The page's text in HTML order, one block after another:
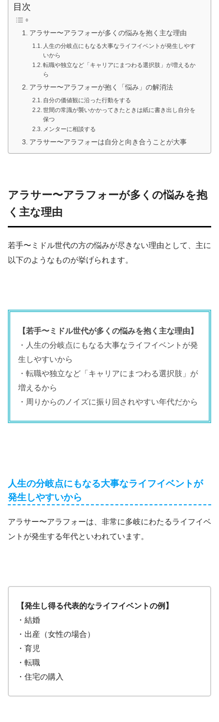
目次
アラサー〜アラフォーが多くの悩みを抱く主な理由
人生の分岐点にもなる大事なライフイベントが発生しやす
いから
転職や独立など「キャリアにまつわる選択肢」が増えるか
ら
アラサー〜アラフォーが抱く「悩み」の解消法
自分の価値観に沿った行動をする
世間の常識が襲いかかってきたときは紙に書き出し自分を
保つ
メンターに相談する
アラサー〜アラフォーは自分と向き合うことが大事
アラサー〜アラフォーが多くの悩みを抱
く主な理由
若手〜ミドル世代の方の悩みが尽きない理由として、主に
以下のようなものが挙げられます。
【若手〜ミドル世代が多くの悩みを抱く主な理由】
・人生の分岐点にもなる大事なライフイベントが発
生しやすいから
・転職や独立など「キャリアにまつわる選択肢」が
増えるから
・周りからのノイズに振り回されやすい年代だから
人生の分岐点にもなる大事なライフイベントが
発生しやすいから
アラサー〜アラフォーは、非常に多岐にわたるライフイベ
ントが発生する年代といわれています。
【発生し得る代表的なライフイベントの例】
・結婚
・出産（女性の場合）
・育児
・転職
・住宅の購入